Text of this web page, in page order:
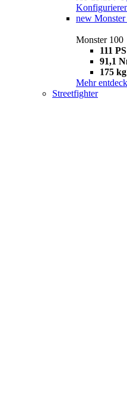
new
Monster 100
111 PS
91,1
175 kg
Mehr
Streetfighter